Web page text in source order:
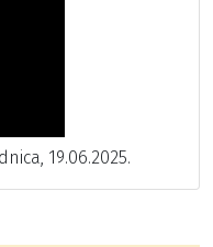
19.06.2025.